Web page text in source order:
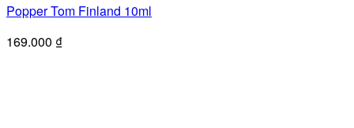
Popper Tom Finland 10ml
169.000 ₫